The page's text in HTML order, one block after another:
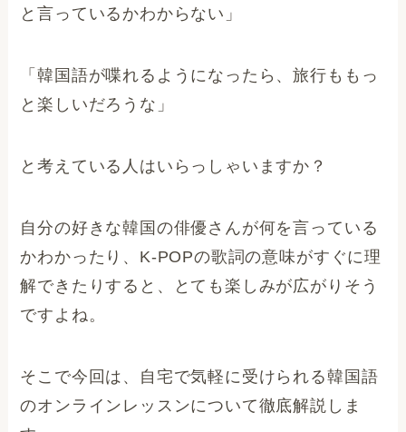
と言っているかわからない」
「韓国語が喋れるようになったら、旅行ももっ
と楽しいだろうな」
と考えている人はいらっしゃいますか？
自分の好きな韓国の俳優さんが何を言っている
かわかったり、K-POPの歌詞の意味がすぐに理
解できたりすると、とても楽しみが広がりそう
ですよね。
そこで今回は、自宅で気軽に受けられる韓国語
のオンラインレッスンについて徹底解説しま